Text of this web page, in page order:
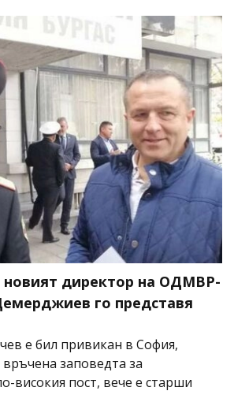
новият директор на ОДМВР-
го представя
е бил привикан в София,
заповедта за
високия пост, вече е старши